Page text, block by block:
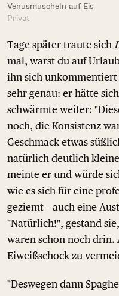
Venusmuscheln auf Eis
Privat
Tage später traute sich
mal, warst du auf
ihn sich
sehr genau: er hätte
schwärmte weiter:
noch, die Konsistenz
Geschmack etwas
natürlich deutlich
meinte er und würde
wie es sich für eine
geziemt – auch eine
"Natürlich!", gestand
waren schon noch drin.
Eiweißschock zu
"Deswegen dann